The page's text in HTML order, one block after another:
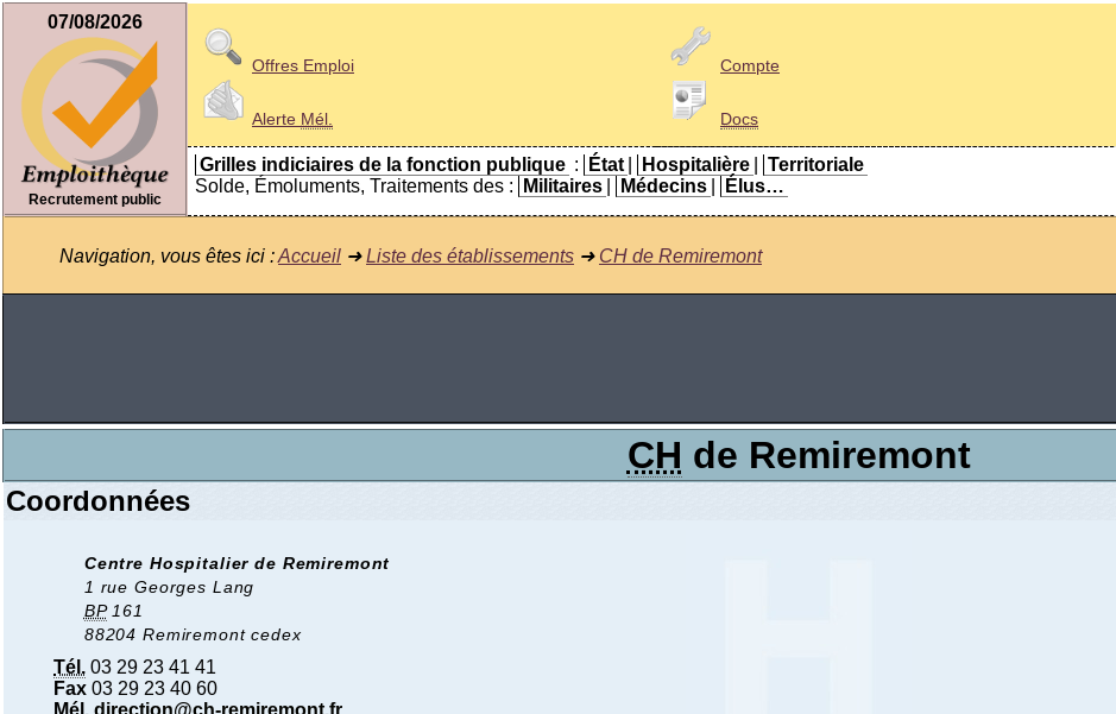
07/08/2026
Recrutement public
Offres Emploi
Alerte Mél.
Compte
Docs
Grilles indiciaires de la fonction publique : État Hospitalière
Territoriale
Solde, Émoluments, Traitements des :
Militaires Médecins Élus…
Navigation, vous êtes ici :Accueil ➜Liste des établissements ➜ CH de Remiremont
CH de Remiremont
Coordonnées
Centre Hospitalier de Remiremont
1 rue Georges Lang
BP161
88204 Remiremont cedex
Tél. 03 29 23 41 41
Fax 03 29 23 40 60